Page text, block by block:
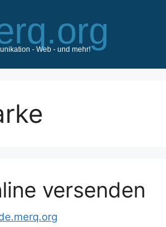
versenden